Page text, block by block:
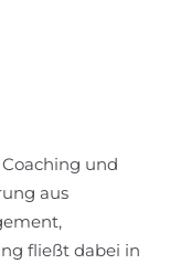
und
aus
fließt dabei in